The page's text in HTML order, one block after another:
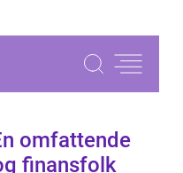
omfattende
finansfolk